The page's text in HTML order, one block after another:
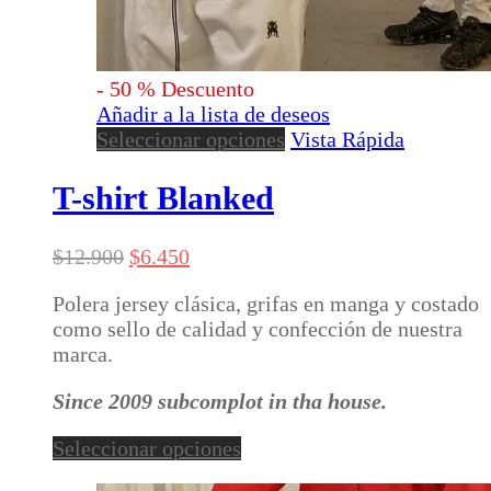
- 50 % Descuento
Añadir a la lista de deseos
Seleccionar opciones Este
se
pueden
en
la
Vista Rápida
T-shirt Blanked
$12.900 El
original
era:
$6.450El
actual
es:
Polera jersey clásica, grifas en manga y costado
como sello de calidad y confección de nuestra
marca.
Since 2009 subcomplot in tha house.
Seleccionar opciones